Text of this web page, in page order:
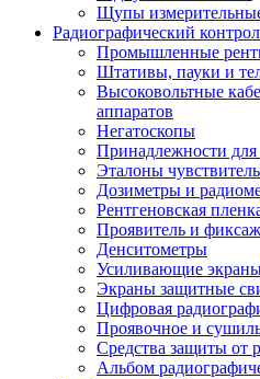
Щупы
Радиографический
Промышленные
Штативы, пауки и
Высоковольтные
аппаратов
Негатоскопы
Принадлежности для
Эталоны
Дозиметры и
Рентгеновская
Проявитель и
Денситометры
Усиливающие
Экраны защитные
Цифровая
Проявочное и
Средства защиты от
Альбом